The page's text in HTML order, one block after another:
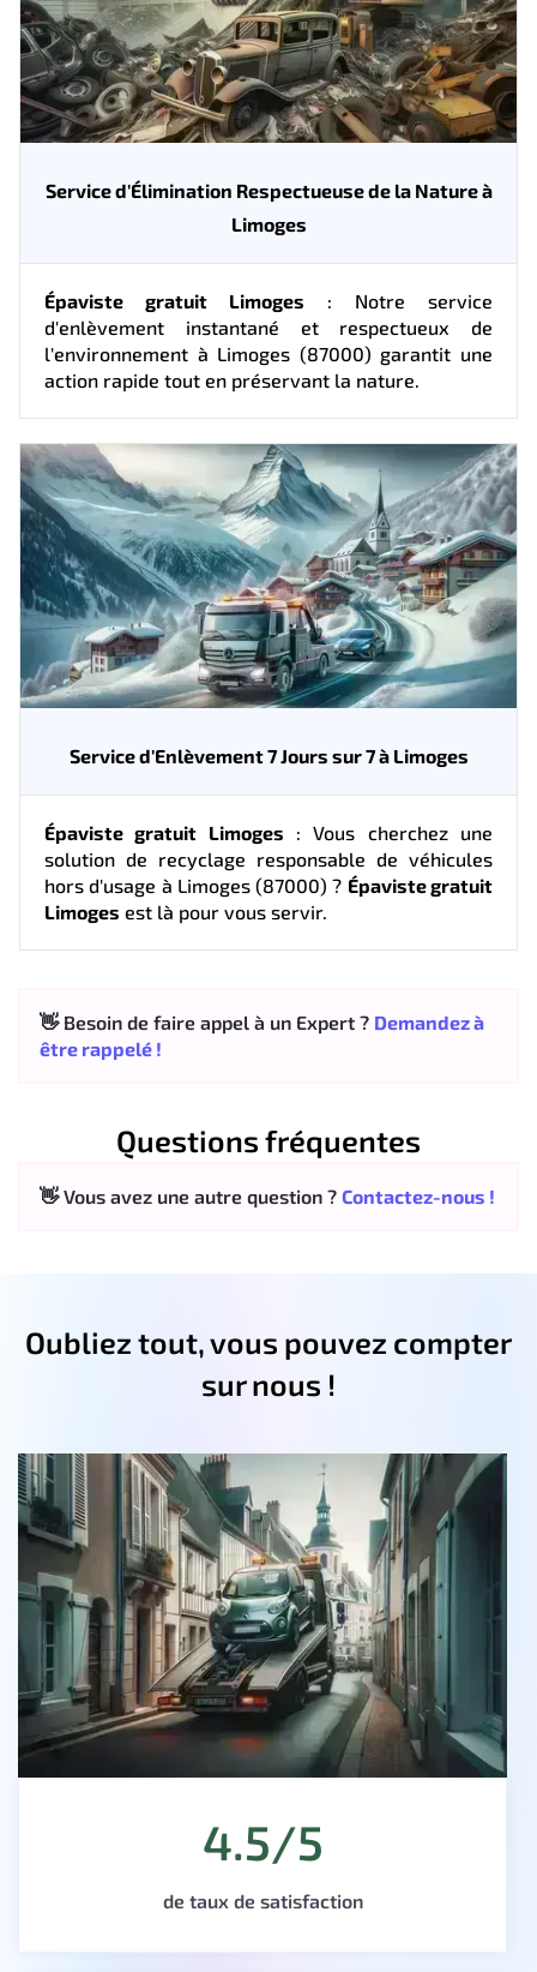
Service d'Élimination Respectueuse de la Nature à
Limoges
Épaviste gratuit Limoges : Notre service
d'enlèvement instantané et respectueux de
l'environnement à Limoges (87000) garantit une
action rapide tout en préservant la nature.
Service d'Enlèvement 7 Jours sur 7 à Limoges
Épaviste gratuit Limoges : Vous cherchez une
solution de recyclage responsable de véhicules
hors d'usage à Limoges (87000) ? Épaviste gratuit
Limoges est là pour vous servir.
👋 Besoin de faire appel à un Expert ? Demandez à
être rappelé !
Questions fréquentes
👋 Vous avez une autre question ? Contactez-nous !
Oubliez tout, vous pouvez compter
sur nous !
4.5/5
de taux de satisfaction